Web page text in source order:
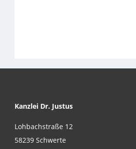
Kanzlei Dr. Justus
Lohbachstraße 12
58239 Schwerte